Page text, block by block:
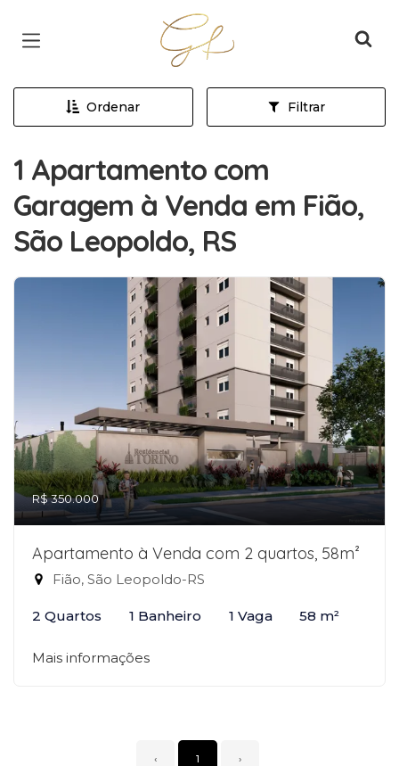
Página inicial
Ordenar Filtrar
1 Apartamento com
Garagem à Venda em Fião,
São Leopoldo, RS
R$ 350.000
Apartamento à Venda com 2 quartos, 58m²
Fião, São Leopoldo-RS
2 Quartos 1 Banheiro 1 Vaga 58 m²
Mais informações
‹ 1 ›